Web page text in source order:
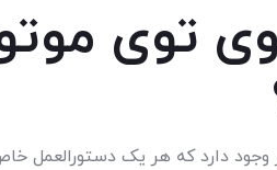
توی
وجود دارد که هر یک دستورالعمل